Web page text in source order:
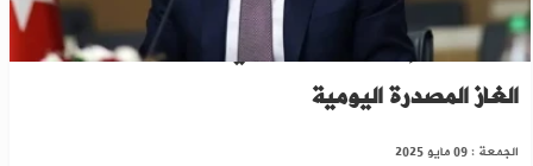
من كليس إلى حلب..وزير تركي يكشف عن كمية
الغاز المصدرة اليومية
الجمعة : 09 مايو 2025